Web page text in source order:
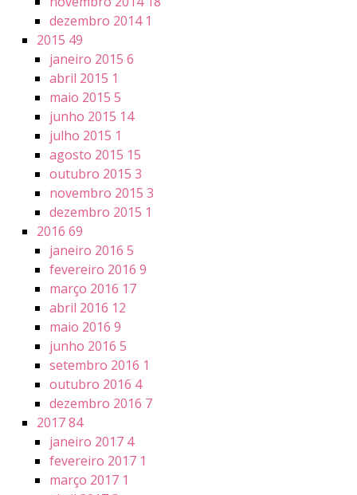
dezembro 2014 1
2015 49
janeiro 2015 6
abril 2015 1
maio 2015 5
junho 2015 14
julho 2015 1
agosto 2015 15
outubro 2015 3
novembro 2015 3
dezembro 2015 1
2016 69
janeiro 2016 5
fevereiro 2016 9
março 2016 17
abril 2016 12
maio 2016 9
junho 2016 5
setembro 2016 1
outubro 2016 4
dezembro 2016 7
201784
janeiro 2017 4
fevereiro 2017 1
março 2017 1